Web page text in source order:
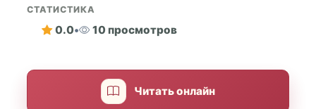
СТАТИСТИКА
0.0• 10 просмотров
Читать онлайн